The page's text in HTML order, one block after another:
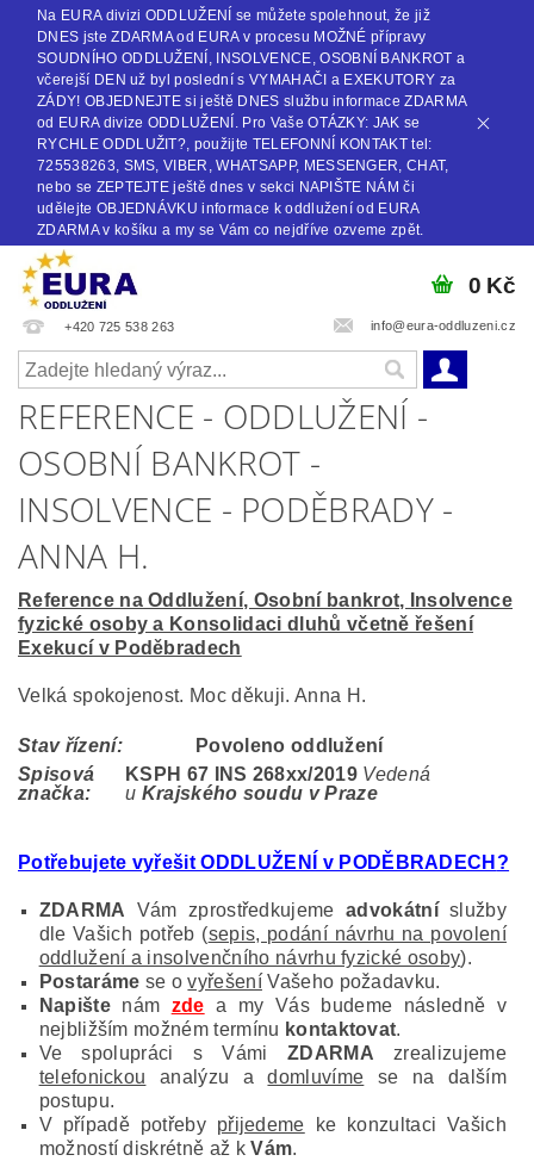
Na EURA divizi ODDLUŽENÍ se můžete spolehnout, že již
DNES jste ZDARMA od EURA v procesu MOŽNÉ přípravy
SOUDNÍHO ODDLUŽENÍ, INSOLVENCE, OSOBNÍ BANKROT a
včerejší DEN už byl poslední s VYMAHAČI a EXEKUTORY za
ZÁDY! OBJEDNEJTE si ještě DNES službu informace ZDARMA
od EURA divize ODDLUŽENÍ. Pro Vaše OTÁZKY: JAK se
RYCHLE ODDLUŽIT?, použijte TELEFONNÍ KONTAKT tel:
725538263, SMS, VIBER, WHATSAPP, MESSENGER, CHAT,
nebo se ZEPTEJTE ještě dnes v sekci NAPIŠTE NÁM či
udělejte OBJEDNÁVKU informace k oddlužení od EURA
ZDARMA v košíku a my se Vám co nejdříve ozveme zpět.
+420 725 538 263 info@eura-oddluzeni.cz
0 Kč
REFERENCE - ODDLUŽENÍ -
OSOBNÍ BANKROT -
INSOLVENCE - PODĚBRADY -
ANNA H.
Reference na Oddlužení, Osobní bankrot, Insolvence
fyzické osoby a Konsolidaci dluhů včetně řešení
Exekucí v Poděbradech
Velká spokojenost. Moc děkuji. Anna H.
Stav řízení:
Povoleno oddlužení
Spisová
značka:
KSPH 67 INS 268xx/2019 Vedená
u Krajského soudu v Praze
Potřebujete vyřešit ODDLUŽENÍ v PODĚBRADECH ?
ZDARMA Vám zprostředkujeme advokátníslužby
dle Vašich potřeb (sepis, podání návrhu na povolení
oddlužení a insolvenčního návrhu fyzické osoby).
Postaráme se ovyřešeníVašeho požadavku.
Napištenám zde a my Vás budeme následně v
nejbližším možném termínu kontaktovat.
Ve spolupráci s Vámi ZDARMA zrealizujeme
telefonickou analýzu adomluvíme se na dalším
postupu.
V případě potřeby přijedeme ke konzultaci Vašich
možností diskrétně až kVám.